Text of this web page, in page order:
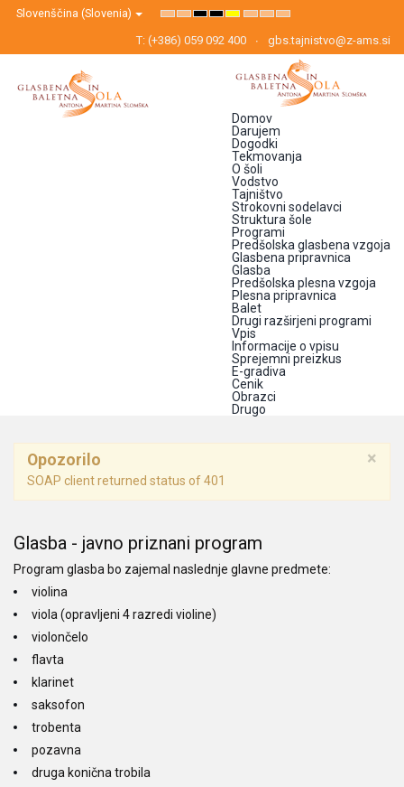
Slovenščina (Slovenia)
Default
NightHigh
Black
High
Black
High
Yellow
Set
Font
Set
Font
Set
Font
T: (+386) 059 092 400 gbs.tajnistvo@z-ams.si
Domov
Darujem
Dogodki
Tekmovanja
O šoli
Vodstvo
Tajništvo
Strokovni sodelavci
Struktura šole
Programi
Predšolska glasbena vzgoja
Glasbena pripravnica
Glasba
Predšolska plesna vzgoja
Plesna pripravnica
Balet
Drugi razširjeni programi
Vpis
Informacije o vpisu
Sprejemni preizkus
E-gradiva
Cenik
Obrazci
Drugo
×
Opozorilo
SOAP client returned status of 401
Glasba - javno priznani program
Program glasba bo zajemal naslednje glavne predmete:
violina
viola (opravljeni 4 razredi violine)
violončelo
flavta
klarinet
saksofon
trobenta
pozavna
druga konična trobila